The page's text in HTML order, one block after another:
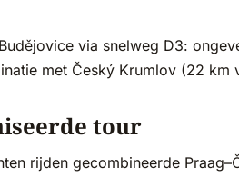
via snelweg D3:
met Český Krumlov (22 km
tour
rijden gecombineerde